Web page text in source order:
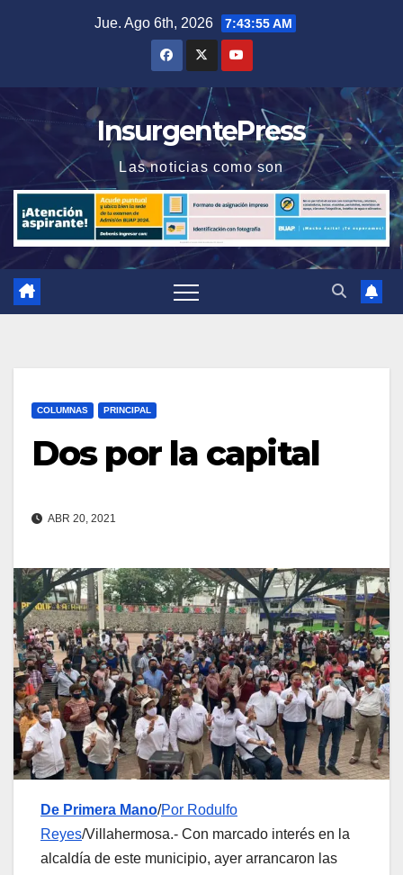
Jue. Ago 6th, 2026 7:43:56 AM
InsurgentePress
Las noticias como son
COLUMNAS PRINCIPAL
Dos por la capital
ABR 20, 2021
De Primera Mano/Por Rodulfo
Reyes/Villahermosa.- Con marcado interés en la
alcaldía de este municipio, ayer arrancaron las